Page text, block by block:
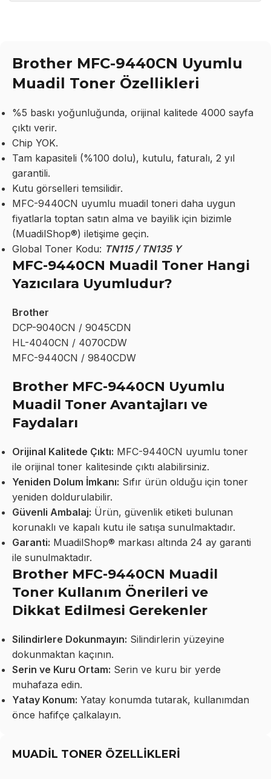
Brother MFC-9440CN Uyumlu
Muadil Toner Özellikleri
%5 baskı yoğunluğunda, orijinal kalitede 4000 sayfa
çıktı verir.
Chip YOK.
Tam kapasiteli (%100 dolu), kutulu, faturalı, 2 yıl
garantili.
Kutu görselleri temsilidir.
MFC-9440CN uyumlu muadil toneri daha uygun
fiyatlarla toptan satın alma ve bayilik için bizimle
(MuadilShop®) iletişime geçin.
Global Toner Kodu: TN115 / TN135 Y
MFC-9440CN Muadil Toner Hangi
Yazıcılara Uyumludur?
Brother
DCP-9040CN / 9045CDN
HL-4040CN / 4070CDW
MFC-9440CN / 9840CDW
Brother MFC-9440CN Uyumlu
Muadil Toner Avantajları ve
Faydaları
Orijinal Kalitede Çıktı: MFC-9440CN uyumlu toner
ile orijinal toner kalitesinde çıktı alabilirsiniz.
Yeniden Dolum İmkanı: Sıfır ürün olduğu için toner
yeniden doldurulabilir.
Güvenli Ambalaj: Ürün, güvenlik etiketi bulunan
korunaklı ve kapalı kutu ile satışa sunulmaktadır.
Garanti: MuadilShop® markası altında 24 ay garanti
ile sunulmaktadır.
Brother MFC-9440CN Muadil
Toner Kullanım Önerileri ve
Dikkat Edilmesi Gerekenler
Silindirlere Dokunmayın: Silindirlerin yüzeyine
dokunmaktan kaçının.
Serin ve Kuru Ortam: Serin ve kuru bir yerde
muhafaza edin.
Yatay Konum: Yatay konumda tutarak, kullanımdan
önce hafifçe çalkalayın.
MUADİL TONER ÖZELLİKLERİ